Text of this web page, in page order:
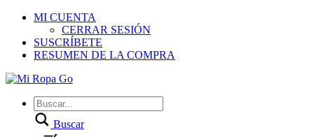
MI CUENTA
CERRAR SESIÓN
SUSCRÍBETE
RESUMEN DE LA COMPRA
Buscar